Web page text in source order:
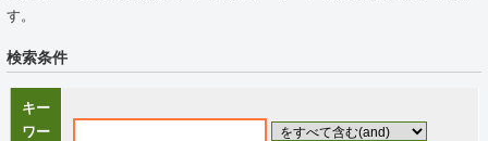
す。
検索条件
キー
ワー